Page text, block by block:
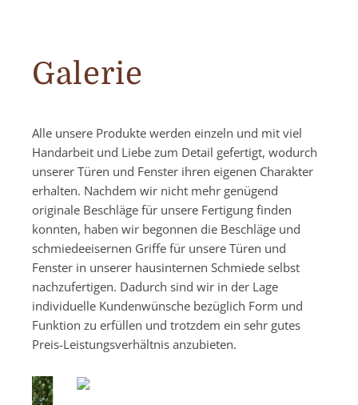
Galerie
Alle unsere Produkte werden einzeln und mit viel
Handarbeit und Liebe zum Detail gefertigt, wodurch
unserer Türen und Fenster ihren eigenen Charakter
erhalten. Nachdem wir nicht mehr genügend
originale Beschläge für unsere Fertigung finden
konnten, haben wir begonnen die Beschläge und
schmiedeeisernen Griffe für unsere Türen und
Fenster in unserer hausinternen Schmiede selbst
nachzufertigen. Dadurch sind wir in der Lage
individuelle Kundenwünsche bezüglich Form und
Funktion zu erfüllen und trotzdem ein sehr gutes
Preis-Leistungsverhältnis anzubieten.